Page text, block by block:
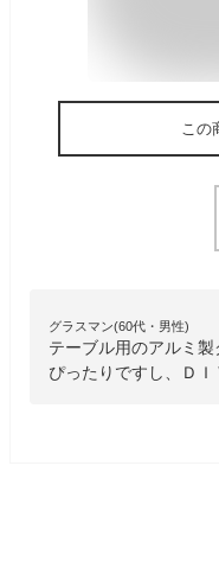
この
グラスマン(60代・男性)
テーブル用のアルミ
ぴったりですし、ＤＩ